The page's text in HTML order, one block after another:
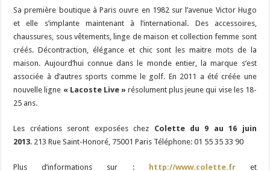
Sa première boutique à Paris ouvre en 1982 sur l’avenue Victor Hugo
et elle s’implante maintenant à l’international. Des accessoires,
chaussures, sous vêtements, linge de maison et collection femme sont
créés. Décontraction, élégance et chic sont les maitre mots de la
maison. Aujourd’hui connue dans le monde entier, la marque s’est
associée à d’autres sports comme le golf. En 2011 a été créée une
nouvelle ligne « Lacoste Live » résolument plus jeune qui vise les 18-
25 ans.
Les créations seront exposées chez Colette du 9 au 16 juin
2013. 213 Rue Saint-Honoré, 75001 Paris Téléphone: 01 55 35 33 90
Plus d’informations sur : http://www.colette.fret